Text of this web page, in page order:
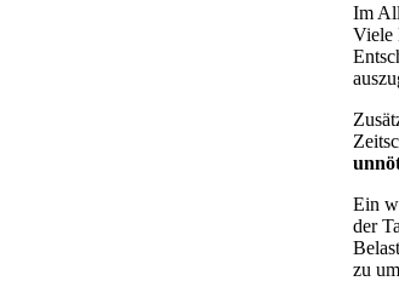
Im
Viele
Ein
der
zu